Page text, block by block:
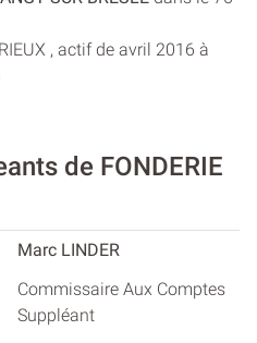
, actif de avril 2016 à
de FONDERIE
Marc LINDER
Commissaire Aux Comptes
Suppléant